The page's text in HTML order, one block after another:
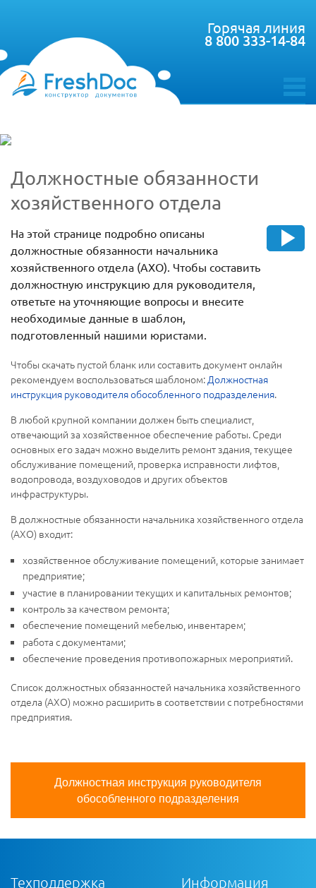
toggle
Горячая линия
8 800 333-14-84
Должностные обязанности
хозяйственного отдела
На этой странице подробно описаны
должностные обязанности начальника
хозяйственного отдела (АХО). Чтобы составить
должностную инструкцию для руководителя,
ответьте на уточняющие вопросы и внесите
необходимые данные в шаблон,
подготовленный нашими юристами.
Чтобы скачать пустой бланк или составить документ онлайн
рекомендуем воспользоваться шаблоном:Должностная
инструкция руководителя обособленного подразделения.
В любой крупной компании должен быть специалист,
отвечающий за хозяйственное обеспечение работы. Среди
основных его задач можно выделить ремонт здания, текущее
обслуживание помещений, проверка исправности лифтов,
водопровода, воздуховодов и других объектов
инфраструктуры.
В должностные обязанности начальника хозяйственного отдела
(АХО) входит:
хозяйственное обслуживание помещений, которые занимает
предприятие;
участие в планировании текущих и капитальных ремонтов;
контроль за качеством ремонта;
обеспечение помещений мебелью, инвентарем;
работа с документами;
обеспечение проведения противопожарных мероприятий.
Список должностных обязанностей начальника хозяйственного
отдела (АХО) можно расширить в соответствии с потребностями
предприятия.
Должностная инструкция руководителя
обособленного подразделения
Техподдержка Информация